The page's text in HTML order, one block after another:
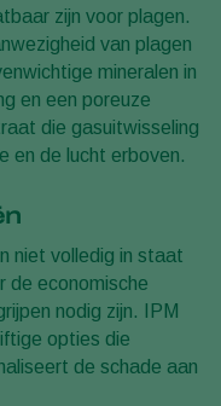
zijn voor plagen.
van plagen
mineralen in
en een poreuze
die gasuitwisseling
en de lucht erboven.
niet volledig in staat
de economische
nodig zijn. IPM
opties die
de schade aan